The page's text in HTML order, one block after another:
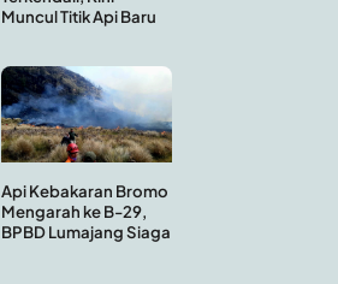
Muncul Titik Api Baru
Api Kebakaran Bromo
Mengarah ke B-29,
BPBD Lumajang Siaga